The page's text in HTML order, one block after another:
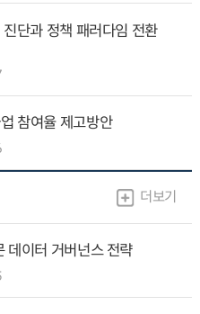
단과 정책 패러다임 전환
참여율 제고방안
더보기
데이터 거버넌스 전략